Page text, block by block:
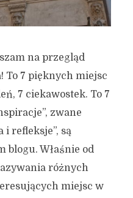
na przegląd
To 7 pięknych miejsc
7 ciekawostek. To 7
zwane
refleksje”, są
blogu. Właśnie od
różnych
miejsc w